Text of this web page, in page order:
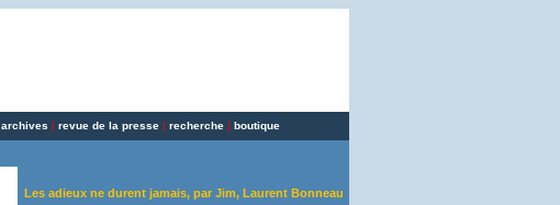
archives | revue de la presse | recherche | boutique
Les adieux ne durent jamais, par Jim, Laurent Bonneau